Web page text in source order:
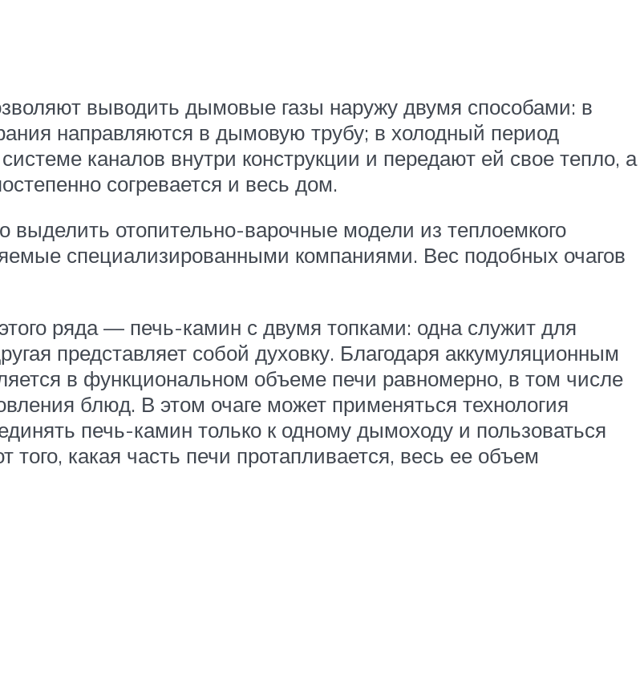
выводить дымовые газы наружу двумя способами: в
направляются в дымовую трубу; в холодный период
каналов внутри конструкции и передают ей свое тепло, а
согревается и весь дом.
выделить отопительно-варочные модели из теплоемкого
специализированными компаниями. Вес подобных очагов
ряда — печь-камин с двумя топками: одна служит для
представляет собой духовку. Благодаря аккумуляционным
в функциональном объеме печи равномерно, в том числе
блюд. В этом очаге может применяться технология
печь-камин только к одному дымоходу и пользоваться
какая часть печи протапливается, весь ее объем